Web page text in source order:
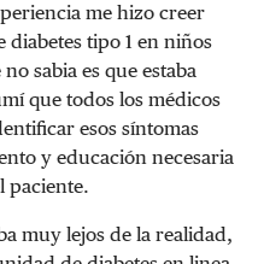
me hizo creer
diabetes tipo 1 en niños
sabia es que estaba
que todos los médicos
esos síntomas
y educación necesaria
paciente.
muy lejos de la realidad,